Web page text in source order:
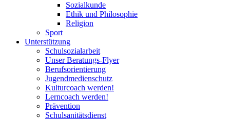
Sozialkunde
Ethik und Philosophie
Religion
Sport
Unterstützung
Schulsozialarbeit
Unser Beratungs-Flyer
Berufsorientierung
Jugendmedienschutz
Kulturcoach werden!
Lerncoach werden!
Prävention
Schulsanitätsdienst